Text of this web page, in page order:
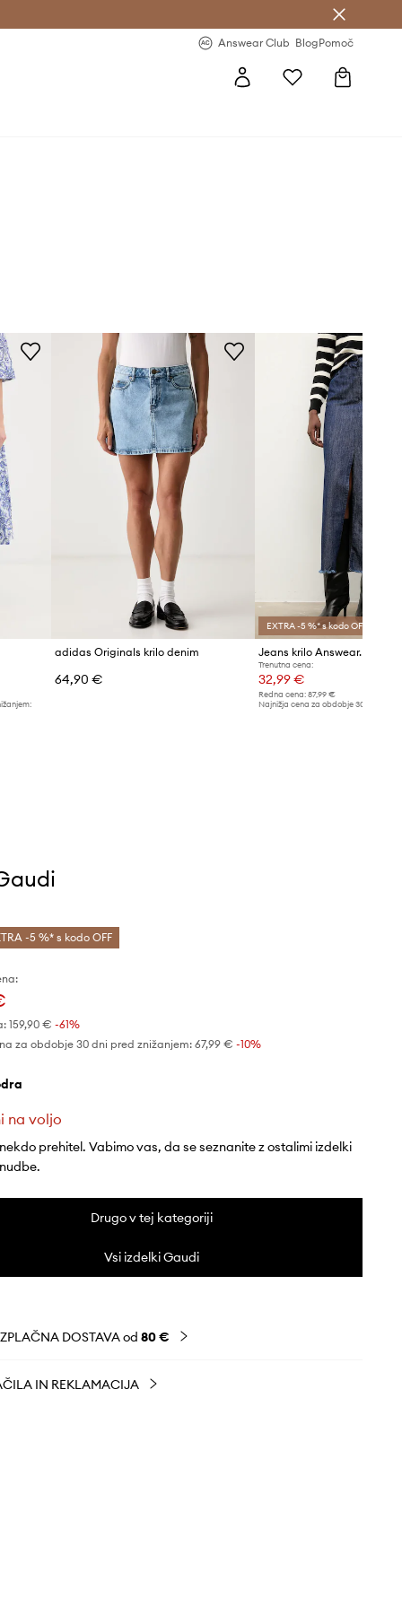
Answear Club BlogPomoč
adidas Originals krilo denim
64,90 €
EXTRA -5 %* s kodo OFF
Jeans krilo Answear.LAB
Trenutna cena:
32,99 €
Redna cena: 87,99 €
Najnižja cena za obdobje 30 dni pred
-5 %* s kodo OFF
159,90 € -61%
za obdobje 30 dni pred znižanjem: 67,99 € -10%
na voljo
prehitel. Vabimo vas, da se seznanite z ostalimi izdelki
Drugo v tej kategoriji
Vsi izdelki Gaudi
DOSTAVA od 80 €
IN REKLAMACIJA